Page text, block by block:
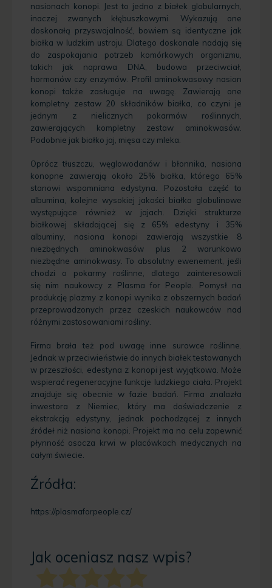
nasionach konopi. Jest to jedno z białek globularnych,
inaczej zwanych kłębuszkowymi. Wykazują one
doskonałą przyswajalność, bowiem są identyczne jak
białka w ludzkim ustroju. Dlatego doskonale nadają się
do zaspokajania potrzeb komórkowych organizmu,
takich jak naprawa DNA, budowa przeciwciał,
hormonów czy enzymów. Profil aminokwasowy nasion
konopi także zasługuje na uwagę. Zawierają one
kompletny zestaw 20 składników białka, co czyni je
jednym z nielicznych pokarmów roślinnych,
zawierających kompletny zestaw aminokwasów.
Podobnie jak białko jaj, mięsa czy mleka.
Oprócz tłuszczu, węglowodanów i błonnika, nasiona
konopne zawierają około 25% białka, którego 65%
stanowi wspomniana edystyna. Pozostała część to
albumina, kolejne wysokiej jakości białko globulinowe
występujące również w jajach. Dzięki strukturze
białkowej składającej się z 65% edestyny ​​i 35%
albuminy, nasiona konopi zawierają wszystkie 8
niezbędnych aminokwasów plus 2 warunkowo
niezbędne aminokwasy. To absolutny ewenement, jeśli
chodzi o pokarmy roślinne, dlatego zainteresowali
się nim naukowcy z Plasma for People. Pomysł na
produkcję plazmy z konopi wynika z obszernych badań
przeprowadzonych przez czeskich naukowców nad
różnymi zastosowaniami rośliny.
Firma brała też pod uwagę inne surowce roślinne.
Jednak w przeciwieństwie do innych białek testowanych
w przeszłości, edestyna z konopi jest wyjątkowa. Może
wspierać regeneracyjne funkcje ludzkiego ciała. Projekt
znajduje się obecnie w fazie badań. Firma znalazła
inwestora z Niemiec, który ma doświadczenie z
ekstrakcją edystyny, jednak pochodzącej z innych
źródeł niż nasiona konopi. Projekt ma na celu zapewnić
płynność osocza krwi w placówkach medycznych na
całym świecie.
Źródła:
https://plasmaforpeople.cz/
Jak oceniasz nasz wpis?